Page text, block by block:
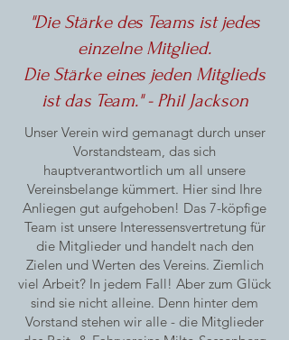
"Die Stärke des Teams ist jedes
einzelne Mitglied.
Die Stärke eines jeden Mitglieds
ist das Team." - Phil Jackson
Unser Verein wird gemanagt durch unser
Vorstandsteam, das sich
hauptverantwortlich um all unsere
Vereinsbelange kümmert. Hier sind Ihre
Anliegen gut aufgehoben! Das 7-köpfige
Team ist unsere Interessensvertretung für
die Mitglieder und handelt nach den
Zielen und Werten des Vereins. Ziemlich
viel Arbeit? In jedem Fall! Aber zum Glück
sind sie nicht alleine. Denn hinter dem
Vorstand stehen wir alle - die Mitglieder